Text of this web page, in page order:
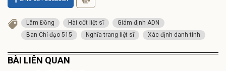
Lâm Đồng Hài cốt liệt sĩ
Giám định ADN
Ban Chỉ đạo 515
Nghĩa trang liệt sĩ Xác định danh tính
BÀI LIÊN QUAN